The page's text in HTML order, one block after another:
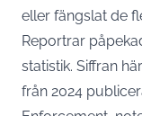
eller fängslat de
Reportrar
statistik. Siffran
från 2024